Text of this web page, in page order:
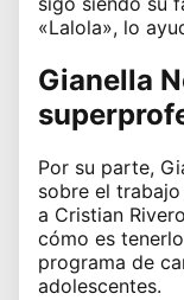
«Lalola», lo
Gianella
Por su parte,
sobre el
a Cristian Rivero
cómo es
programa de
adolescentes.